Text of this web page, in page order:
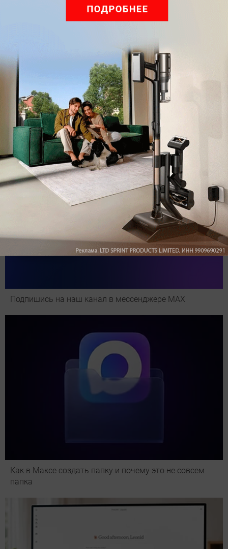
Обзор вертикального пылесоса Dreame Z40 AquaCycle
Pro: гибкий подход к уборке
Подпишись на наш канал в мессенджере МАХ
Как в Максе создать папку и почему это не совсем
папка